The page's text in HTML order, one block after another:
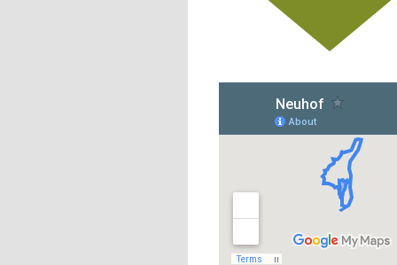
Un jardin face aux
obstacles
Jouer à Fifa à la
médiathèque
16 octobre 2018
«Chacun me
autofinancement là,
qui vous vient !»
16 octobre 2018